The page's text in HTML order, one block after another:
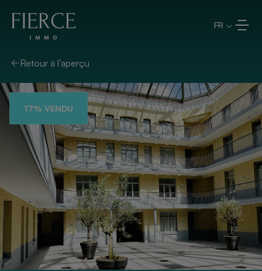
FR
Retour à l’aperçu
17% VENDU